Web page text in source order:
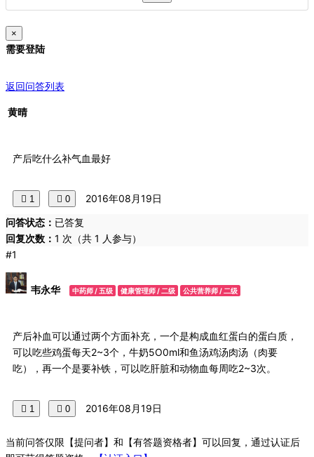
×
需要登陆
返回问答列表
黄晴
产后吃什么补气血最好
1 0
2016年08月19日
问答状态： 已答复
回复次数： 1 次（共 1 人参与）
#1
韦永华 中药师 / 五级 健康管理师 / 二级 公共营养师 / 二级
产后补血可以通过两个方面补充，一个是构成血红蛋白的蛋白质，
可以吃些鸡蛋每天2~3个，牛奶5O0ml和鱼汤鸡汤肉汤（肉要
吃），再一个是要补铁，可以吃肝脏和动物血每周吃2~3次。
1 0 2016年08月19日
当前问答仅限【提问者】和【有答题资格者】可以回复，通过认证后